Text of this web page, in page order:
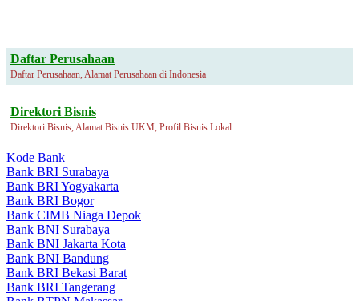
Daftar Perusahaan
Daftar Perusahaan, Alamat Perusahaan di Indonesia
Direktori Bisnis
Direktori Bisnis, Alamat Bisnis UKM, Profil Bisnis Lokal.
Kode Bank
Bank BRI Surabaya
Bank BRI Yogyakarta
Bank BRI Bogor
Bank CIMB Niaga Depok
Bank BNI Surabaya
Bank BNI Jakarta Kota
Bank BNI Bandung
Bank BRI Bekasi Barat
Bank BRI Tangerang